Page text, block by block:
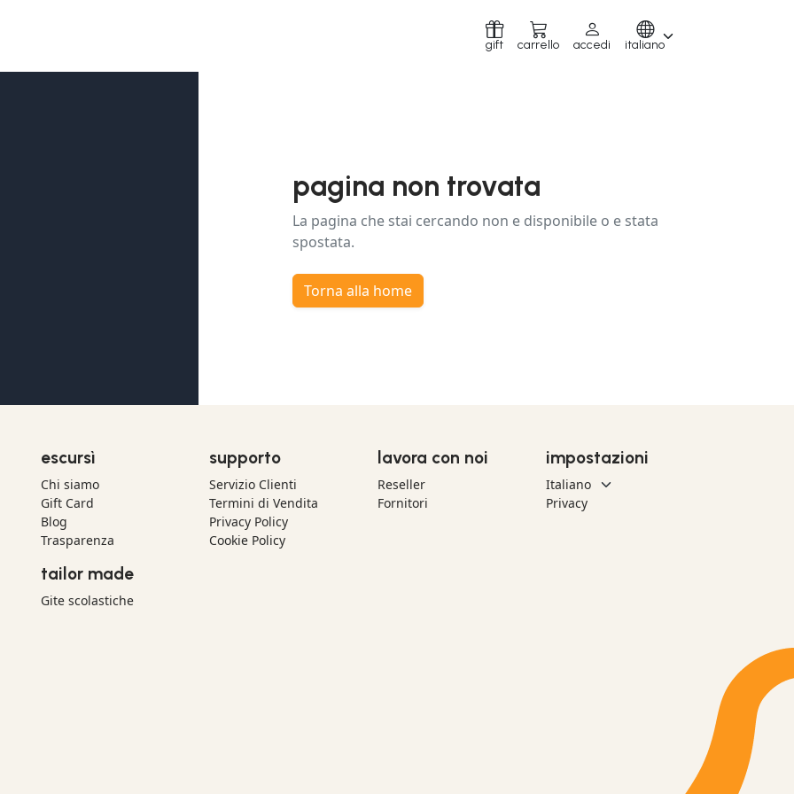
gift carrello accedi italiano
pagina non trovata
La pagina che stai cercando non e disponibile o e stata
spostata.
Torna alla home
escursì
Chi siamo
Gift Card
Blog
Trasparenza
tailor made
Gite scolastiche
supporto
Servizio Clienti
Termini di Vendita
Privacy Policy
Cookie Policy
lavora con noi
Reseller
Fornitori
impostazioni
Privacy